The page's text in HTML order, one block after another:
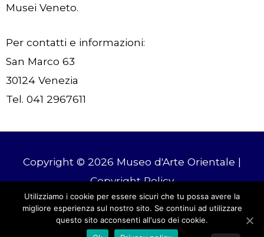
Musei Veneto.
Per contatti e informazioni:
San Marco 63
30124 Venezia
Tel. 041 2967611
Copyright © 2026 Museo d'Arte Orientale |
Copyright Policy
Tel: +39 0415241173 | E-mail: drm-
ven.orientale@cultura.gov.it
Utilizziamo i cookie per essere sicuri che tu possa avere la
migliore esperienza sul nostro sito. Se continui ad utilizzare
questo sito acconsenti all'uso dei cookie.